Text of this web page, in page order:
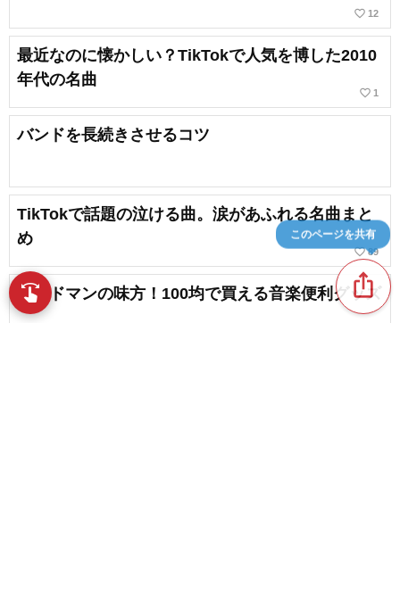
favorite_border 12
最近なのに懐かしい？TikTokで人気を博した2010
年代の名曲
favorite_border 1
バンドを長続きさせるコツ
TikTokで話題の泣ける曲。涙があふれる名曲まと
め
favorite_border89
バンドマンの味方！100均で買える音楽便利グッズ
ios_share
このページを共有
swipe 指先で音楽をブラウズ